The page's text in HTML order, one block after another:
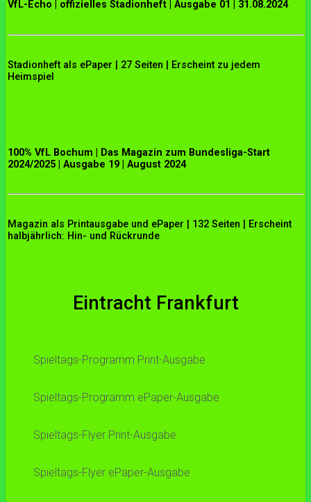
VfL-Echo | offizielles Stadionheft | Ausgabe 01 | 31.08.2024
Stadionheft als ePaper | 27 Seiten | Erscheint zu jedem
Heimspiel
100% VfL Bochum | Das Magazin zum Bundesliga-Start
2024/2025 | Ausgabe 19 | August 2024
Magazin als Printausgabe und ePaper | 132 Seiten | Erscheint
halbjährlich: Hin- und Rückrunde
Eintracht Frankfurt
Spieltags-Programm Print-Ausgabe
Spieltags-Programm ePaper-Ausgabe
Spieltags-Flyer Print-Ausgabe
Spieltags-Flyer ePaper-Ausgabe